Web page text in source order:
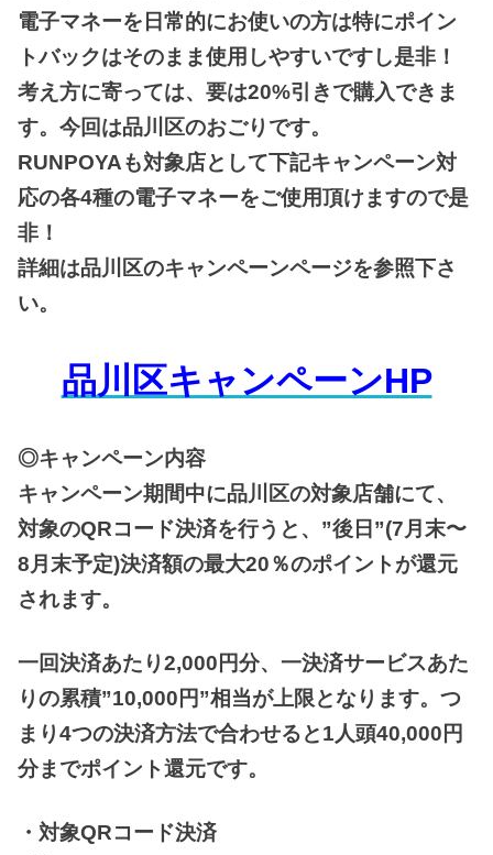
電子マネーを日常的にお使いの方は特にポイン
トバックはそのまま使用しやすいですし是非！
考え方に寄っては、要は20%引きで購入できま
す。今回は品川区のおごりです。
RUNPOYAも対象店として下記キャンペーン対
応の各4種の電子マネーをご使用頂けますので是
非！
詳細は品川区のキャンペーンページを参照下さ
い。
品川区キャンペーンHP
◎キャンペーン内容
キャンペーン期間中に品川区の対象店舗にて、
対象のQRコード決済を行うと、”後日”(7月末〜
8月末予定)決済額の最大20％のポイントが還元
されます。
一回決済あたり2,000円分、一決済サービスあた
りの累積”10,000円”相当が上限となります。つ
まり4つの決済方法で合わせると1人頭40,000円
分までポイント還元です。
・対象QRコード決済